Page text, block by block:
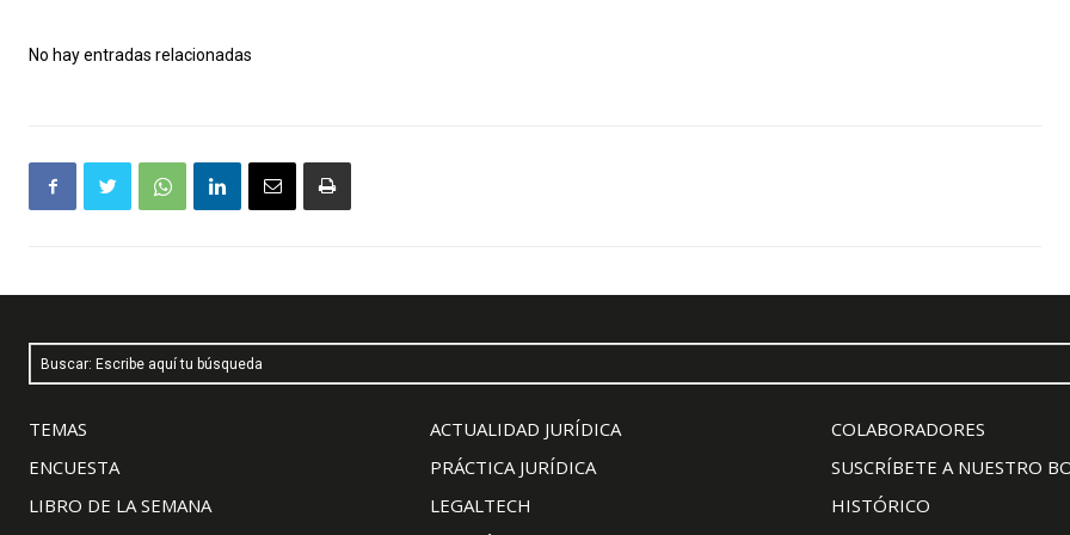
No hay entradas relacionadas
Buscar: Escribe aquí tu búsqueda
TEMAS
ENCUESTA
LIBRO DE LA SEMANA
ACTUALIDAD JURÍDICA
PRÁCTICA JURÍDICA
LEGALTECH
COLABORADORES
SUSCRÍBETE A NUESTRO
HISTÓRICO